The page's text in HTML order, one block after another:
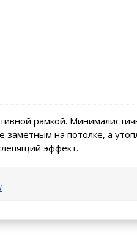
рамкой.
на потолке, а
эффект.